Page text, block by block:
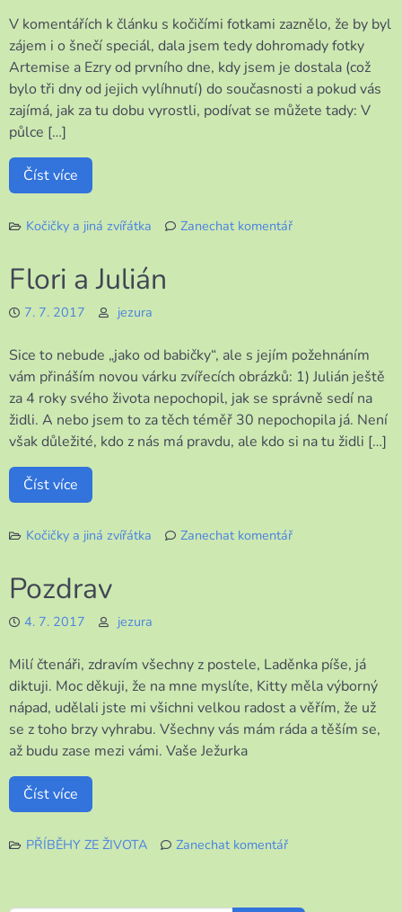
V komentářích k článku s kočičími fotkami zaznělo, že by byl
zájem i o šnečí speciál, dala jsem tedy dohromady fotky
Artemise a Ezry od prvního dne, kdy jsem je dostala (což
bylo tři dny od jejich vylíhnutí) do současnosti a pokud vás
zajímá, jak za tu dobu vyrostli, podívat se můžete tady: V
půlce […]
Číst více
Kočičky a jiná zvířátka
Zanechat komentář
Flori a Julián
7. 7. 2017 jezura
Sice to nebude „jako od babičky“, ale s jejím požehnáním
vám přináším novou várku zvířecích obrázků: 1) Julián ještě
za 4 roky svého života nepochopil, jak se správně sedí na
židli. A nebo jsem to za těch téměř 30 nepochopila já. Není
však důležité, kdo z nás má pravdu, ale kdo si na tu židli […]
Číst více
Kočičky a jiná zvířátka
Zanechat komentář
Pozdrav
4. 7. 2017 jezura
Milí čtenáři, zdravím všechny z postele, Laděnka píše, já
diktuji. Moc děkuji, že na mne myslíte, Kitty měla výborný
nápad, udělali jste mi všichni velkou radost a věřím, že už
se z toho brzy vyhrabu. Všechny vás mám ráda a těším se,
až budu zase mezi vámi. Vaše Ježurka
Číst více
PŘÍBĚHY ZE ŽIVOTA
Zanechat komentář